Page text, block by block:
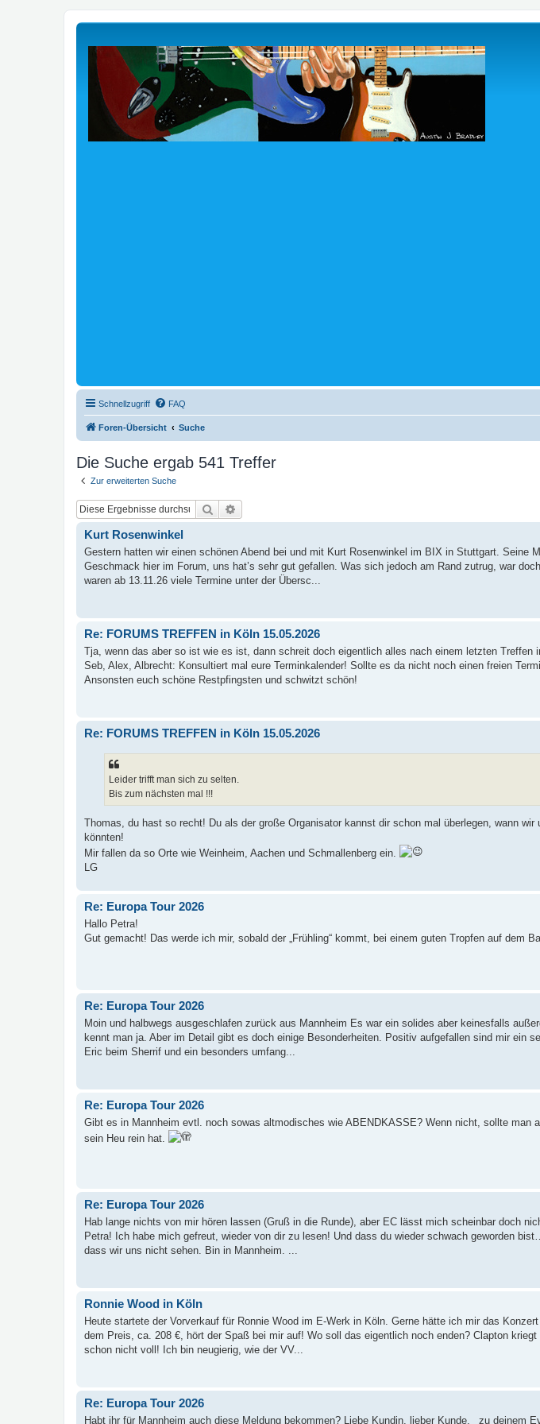
Schnellzugriff FAQ
Foren-Übersicht Suche
Die Suche ergab 541 Treffer
Zur erweiterten Suche
Suche
Kurt Rosenwinkel
Gestern hatten wir einen schönen Abend bei und mit Kurt Rosenwinkel im BIX in Stuttgart. Seine
Geschmack hier im Forum, uns hat’s sehr gut gefallen. Was sich jedoch am Rand zutrug, war
waren ab 13.11.26 viele Termine unter der Übersc...
Re: FORUMS TREFFEN in Köln 15.05.2026
Tja, wenn das aber so ist wie es ist, dann schreit doch eigentlich alles nach einem letzten Treffen
Seb, Alex, Albrecht: Konsultiert mal eure Terminkalender! Sollte es da nicht noch einen freien
Ansonsten euch schöne Restpfingsten und schwitzt schön!
Re: FORUMS TREFFEN in Köln 15.05.2026
Leider trifft man sich zu selten.
Bis zum nächsten mal !!!
Thomas, du hast so recht! Du als der große Organisator kannst dir schon mal überlegen, wann wir
könnten!
Mir fallen da so Orte wie Weinheim, Aachen und Schmallenberg ein.
LG
Re: Europa Tour 2026
Hallo Petra!
Gut gemacht! Das werde ich mir, sobald der „Frühling“ kommt, bei einem guten Tropfen auf dem
Re: Europa Tour 2026
Moin und halbwegs ausgeschlafen zurück aus Mannheim Es war ein solides aber keinesfalls
kennt man ja. Aber im Detail gibt es doch einige Besonderheiten. Positiv aufgefallen sind mir ein
Eric beim Sherrif und ein besonders umfang...
Re: Europa Tour 2026
Gibt es in Mannheim evtl. noch sowas altmodisches wie ABENDKASSE? Wenn nicht, sollte man
sein Heu rein hat.
Re: Europa Tour 2026
Hab lange nichts von mir hören lassen (Gruß in die Runde), aber EC lässt mich scheinbar doch
Petra! Ich habe mich gefreut, wieder von dir zu lesen! Und dass du wieder schwach geworden
dass wir uns nicht sehen. Bin in Mannheim. ...
Ronnie Wood in Köln
Heute startete der Vorverkauf für Ronnie Wood im E-Werk in Köln. Gerne hätte ich mir das
dem Preis, ca. 208 €, hört der Spaß bei mir auf! Wo soll das eigentlich noch enden? Clapton
schon nicht voll! Ich bin neugierig, wie der VV...
Re: Europa Tour 2026
Habt ihr für Mannheim auch diese Meldung bekommen? Liebe Kundin, lieber Kunde, zu